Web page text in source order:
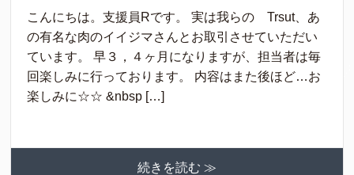
こんにちは。支援員Rです。 実は我らの Trsut、あ
の有名な肉のイイジマさんとお取引させていただい
ています。 早３，４ヶ月になりますが、担当者は毎
回楽しみに行っております。 内容はまた後ほど…お
楽しみに☆☆ &nbsp […]
続きを読む ≫